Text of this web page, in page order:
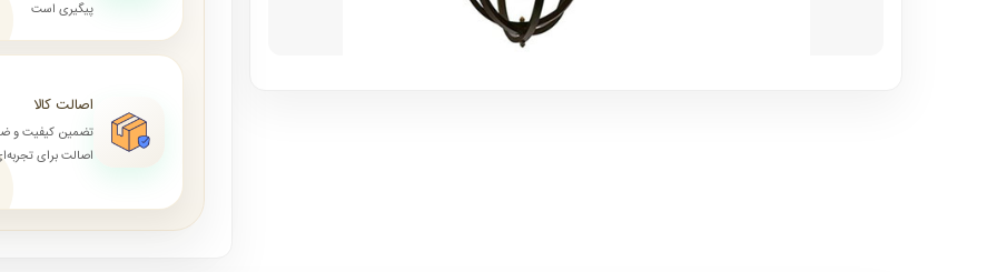
پیگیری است
اصالت کالا
تضمین کیفیت و
اصالت برای